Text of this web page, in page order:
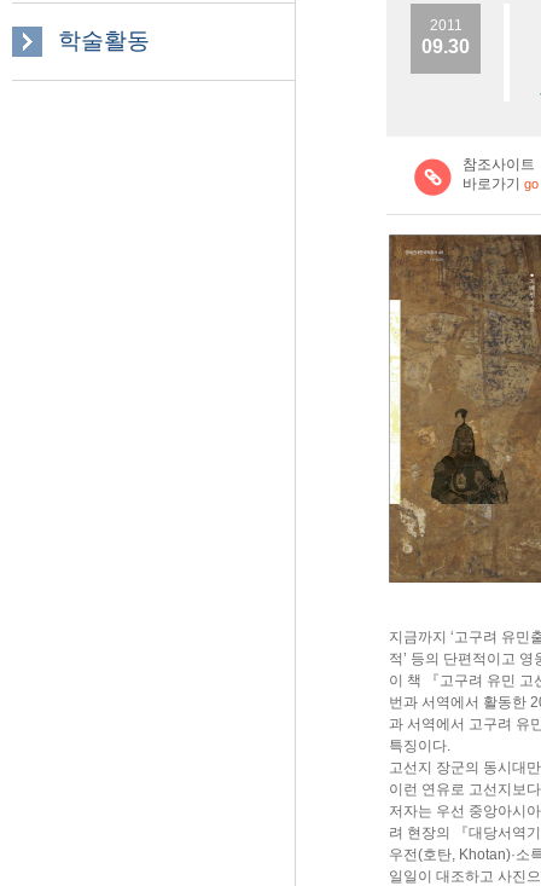
학술활동
2011
09.30
참조사이트
바로가기
go
지금까지 ‘고구려 유민
적’ 등의 단편적이고
이 책 『고구려 유민 고
번과 서역에서 활동한
과 서역에서 고구려 유
특징이다.
고선지 장군의 동시대
이런 연유로 고선지보
저자는 우선 중앙아시
려 현장의 『대당서역
우전(호탄, Khotan)·소
일일이 대조하고 사진